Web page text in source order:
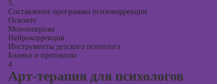
5.
Составление программы психокоррекции
Освоите
Мононеврозы
Нейрокоррекция
Инструменты детского психолога
Бланки и протоколы
4
Арт-терапия для психологов